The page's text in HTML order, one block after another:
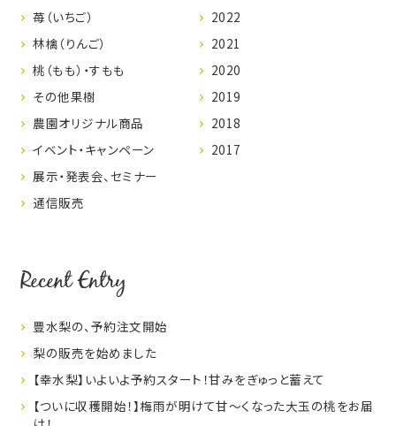
苺（いちご）
林檎（りんご）
桃（もも）・すもも
その他果樹
農園オリジナル商品
イベント・キャンペーン
展示・発表会、セミナー
通信販売
2022
2021
2020
2019
2018
2017
豊水梨の、予約注文開始
梨の販売を始めました
【幸水梨】いよいよ予約スタート！甘みをぎゅっと蓄えて
【ついに収穫開始！】梅雨が明けて甘～くなった大玉の桃をお届